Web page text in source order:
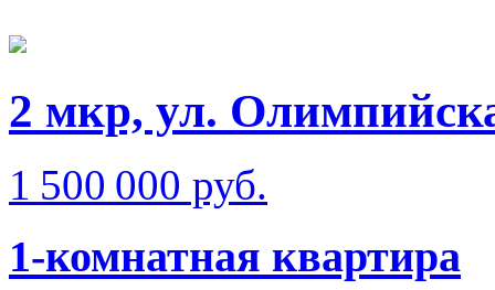
2 мкр, ул.
1 500 000 руб.
1-комнатная квартира